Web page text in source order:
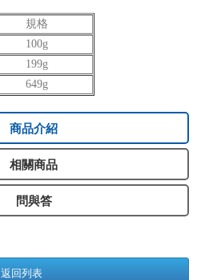
規格
100g
199g
649g
商品介紹
相關商品
問與答
返回列表